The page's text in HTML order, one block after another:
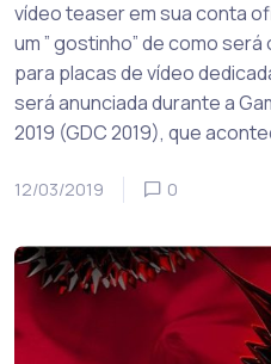
vídeo teaser em sua conta
um ” gostinho” de como
para placas de vídeo
será anunciada durante a
2019 (GDC 2019), que
12/03/2019 0